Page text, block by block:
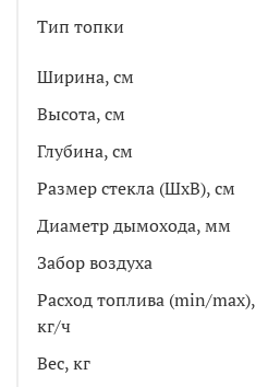
Тип топки
Ширина, см
Высота, см
Глубина, см
Размер стекла (ШхВ), см
Диаметр дымохода, мм
Забор воздуха
Расход топлива (min/max),
кг/ч
Вес, кг